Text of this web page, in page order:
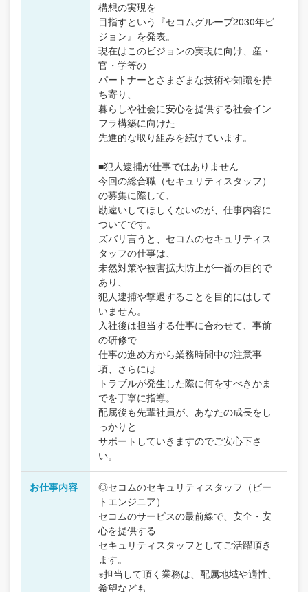
構想の実現を
目指すという『セコムグループ2030年ビ
ジョン』を発表。
現在はこのビジョンの実現に向け、産・
官・学等の
パートナーとさまざまな技術や知識を持
ち寄り、
暮らしや社会に安心を提供する社会イン
フラ構築に向けた
先進的な取り組みを続けています。
■犯人逮捕が仕事ではありません
今回の総合職（セキュリティスタッフ）
の募集に際して、
勘違いしてほしくないのが、仕事内容に
ついてです。
ズバリ言うと、セコムのセキュリティス
タッフの仕事は、
未然対策や被害拡大防止が一番の目的で
あり、
犯人逮捕や撃退することを目的にはして
いません。
入社後は担当する仕事に合わせて、事前
の研修で
仕事の進め方から業務時間中の注意事
項、さらには
トラブルが発生した際に何をすべきかま
でを丁寧に指導。
配属後も先輩社員が、あなたの成長をし
っかりと
サポートしていきますのでご安心下さ
い。
お仕事内容
◎セコムのセキュリティスタッフ（ビー
トエンジニア）
セコムのサービスの最前線で、安全・安
心を提供する
セキュリティスタッフとしてご活躍頂き
ます。
※担当して頂く業務は、配属地域や適性、
希望なども